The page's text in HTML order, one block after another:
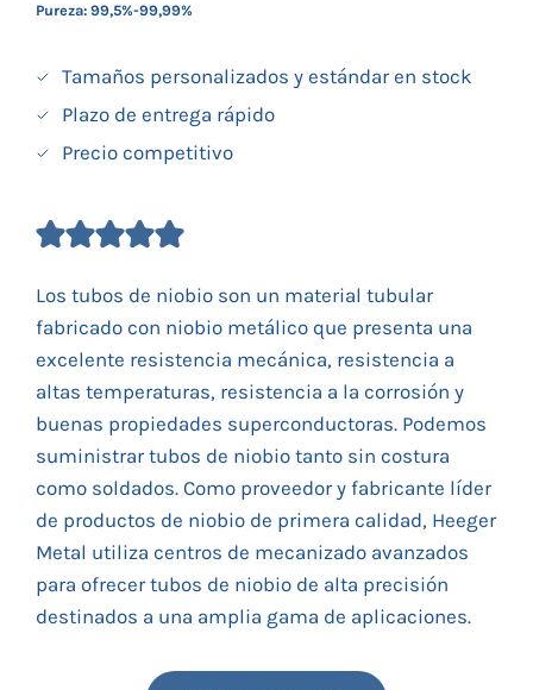
Pureza: 99,5%-99,99%
Tamaños personalizados y estándar en stock
Plazo de entrega rápido
Precio competitivo
Los tubos de niobio son un material tubular
fabricado con niobio metálico que presenta una
excelente resistencia mecánica, resistencia a
altas temperaturas, resistencia a la corrosión y
buenas propiedades superconductoras. Podemos
suministrar tubos de niobio tanto sin costura
como soldados. Como proveedor y fabricante líder
de productos de niobio de primera calidad, Heeger
Metal utiliza centros de mecanizado avanzados
para ofrecer tubos de niobio de alta precisión
destinados a una amplia gama de aplicaciones.